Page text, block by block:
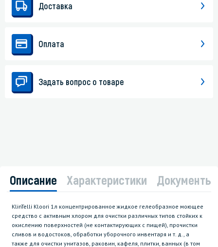
Доставка
Оплата
Задать вопрос о товаре
Описание Характеристики Документы
КlinTelli Kloori 1л концентрированное жидкое гелеобразное моющее
средство с активным хлором для очистки различных типов стойких к
окислению поверхностей (не контактирующих с пищей), прочистки
сливов и водостоков, обработки уборочного инвентаря и т. д., а
также для очистки унитазов, раковин, кафеля, плитки, ванных (в том